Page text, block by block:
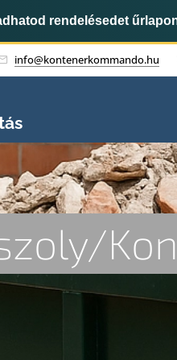
rendelésedet
info@kontenerkommando.hu